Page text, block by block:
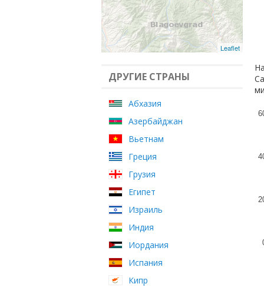
Leaflet
ДРУГИЕ СТРАНЫ
Абхазия
Азербайджан
Вьетнам
Греция
Грузия
Египет
Израиль
Индия
Иордания
Испания
Кипр